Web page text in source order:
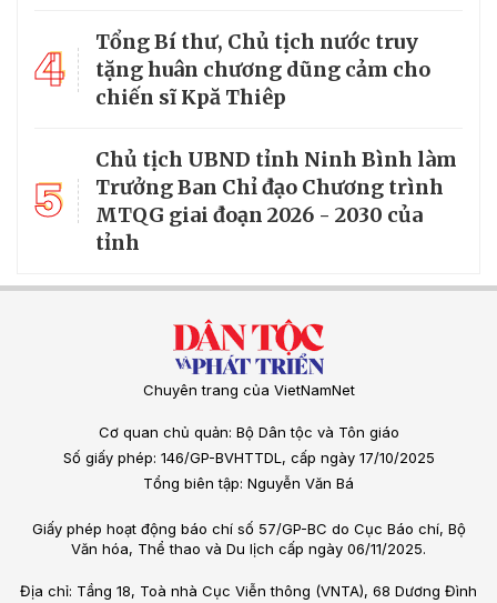
4
Tổng Bí thư, Chủ tịch nước truy
tặng huân chương dũng cảm cho
chiến sĩ Kpă Thiêp
5
Chủ tịch UBND tỉnh Ninh Bình làm
Trưởng Ban Chỉ đạo Chương trình
MTQG giai đoạn 2026 - 2030 của
tỉnh
Chuyên trang của VietNamNet
Cơ quan chủ quản: Bộ Dân tộc và Tôn giáo
Số giấy phép: 146/GP-BVHTTDL, cấp ngày 17/10/2025
Tổng biên tập: Nguyễn Văn Bá
Giấy phép hoạt động báo chí số 57/GP-BC do Cục Báo chí, Bộ
Văn hóa, Thể thao và Du lịch cấp ngày 06/11/2025.
Địa chỉ: Tầng 18, Toà nhà Cục Viễn thông (VNTA), 68 Dương Đình